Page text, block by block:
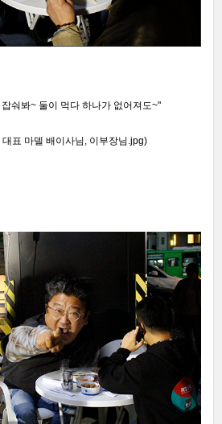
숴봐~ 둘이 먹다 하나가 없어져도~"
표 마델 배이사님, 이부장님.jpg)